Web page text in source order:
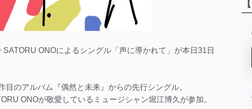
ONOによるシングル「声に導かれて」が本日31日
のアルバム『偶然と未来』からの先行シングル。
ONOが敬愛しているミュージシャン堀江博久が参加。